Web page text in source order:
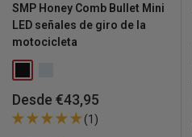
SMP Honey Comb Bullet Mini
LED señales de giro de la
motocicleta
Precio
de
venta
Desde €43,95
(1)